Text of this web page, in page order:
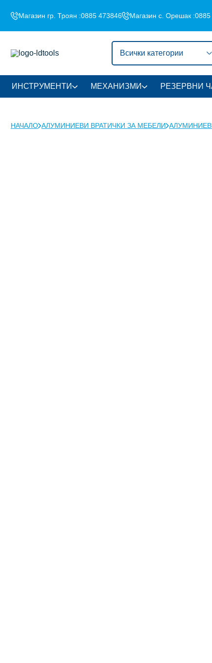
Магазин гр. Троян :0885 473846 Магазин с. Орешак :0885
Всички категории
ИНСТРУМЕНТИ МЕХАНИЗМИ РЕЗЕРВНИ
НАЧАЛО АЛУМИНИЕВИ ВРАТИЧКИ ЗА МЕБЕЛИ